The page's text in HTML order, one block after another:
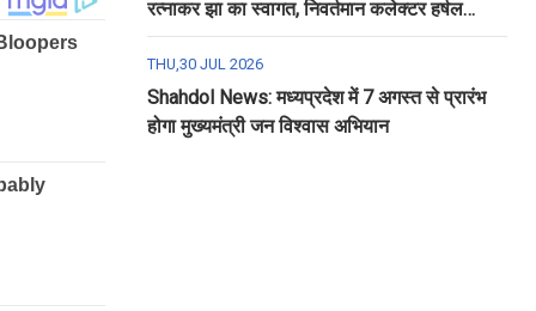
रत्नाकर झा का स्वागत, निवर्तमान कलेक्टर हर्षल
पंचोली को दी गई विदाई
THU,30 JUL 2026
Shahdol News: मध्यप्रदेश में 7 अगस्त से प्रारंभ
होगा मुख्यमंत्री जन विश्वास अभियान